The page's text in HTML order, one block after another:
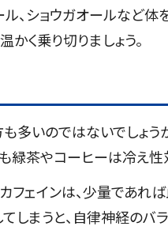
ル、ショウガオールなど
く乗り切りましょう。
いのではないでしょう
も緑茶やコーヒーは冷え
フェインは、少量であれ
てしまうと、自律神経の